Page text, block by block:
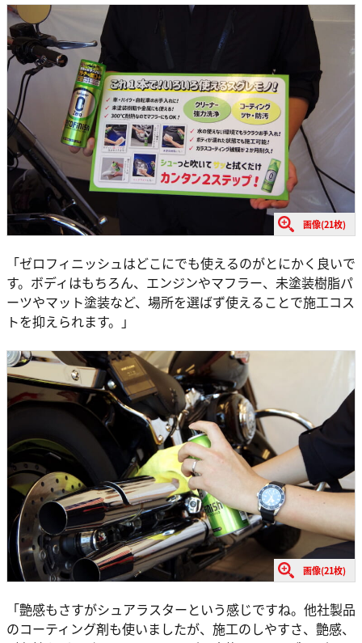
画像(21枚)
「ゼロフィニッシュはどこにでも使えるのがとにかく良いで
す。ボディはもちろん、エンジンやマフラー、未塗装樹脂パ
ーツやマット塗装など、場所を選ばず使えることで施工コス
トを抑えられます。」
画像(21枚)
「艶感もさすがシュアラスターという感じですね。他社製品
のコーティング剤も使いましたが、施工のしやすさ、艶感、